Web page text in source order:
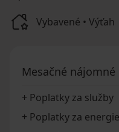
Vybavené • Výťah
Mesačné nájomné
+ Poplatky za služby
+ Poplatky za energie